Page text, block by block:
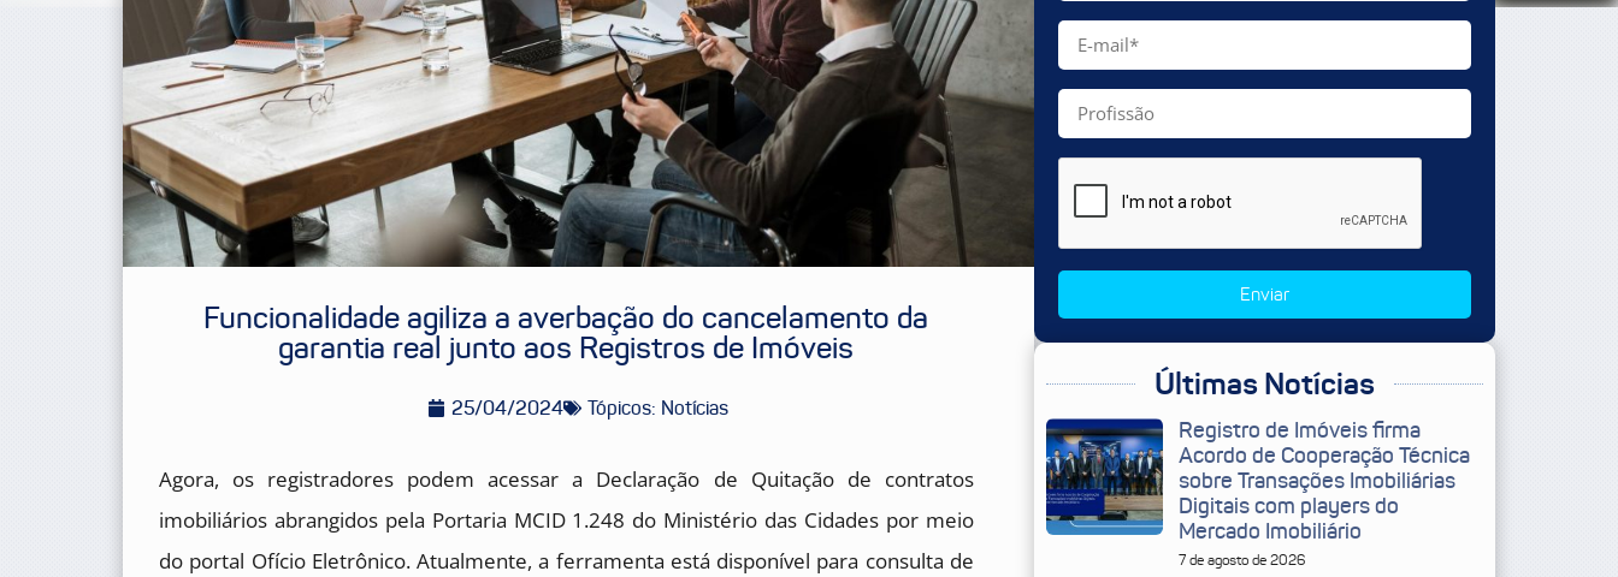
Funcionalidade agiliza a averbação do cancelamento da
garantia real junto aos Registros de Imóveis
25/04/2024 Tópicos: Notícias
Agora, os registradores podem acessar a Declaração de Quitação de contratos
imobiliários abrangidos pela Portaria MCID 1.248 do Ministério das Cidades por meio
do portal Ofício Eletrônico. Atualmente, a ferramenta está disponível para consulta de
Enviar
Últimas Notícias
Registro de Imóveis firma
Acordo de Cooperação Técnica
sobre Transações Imobiliárias
Digitais com players do
Mercado Imobiliário
7 de agosto de 2026